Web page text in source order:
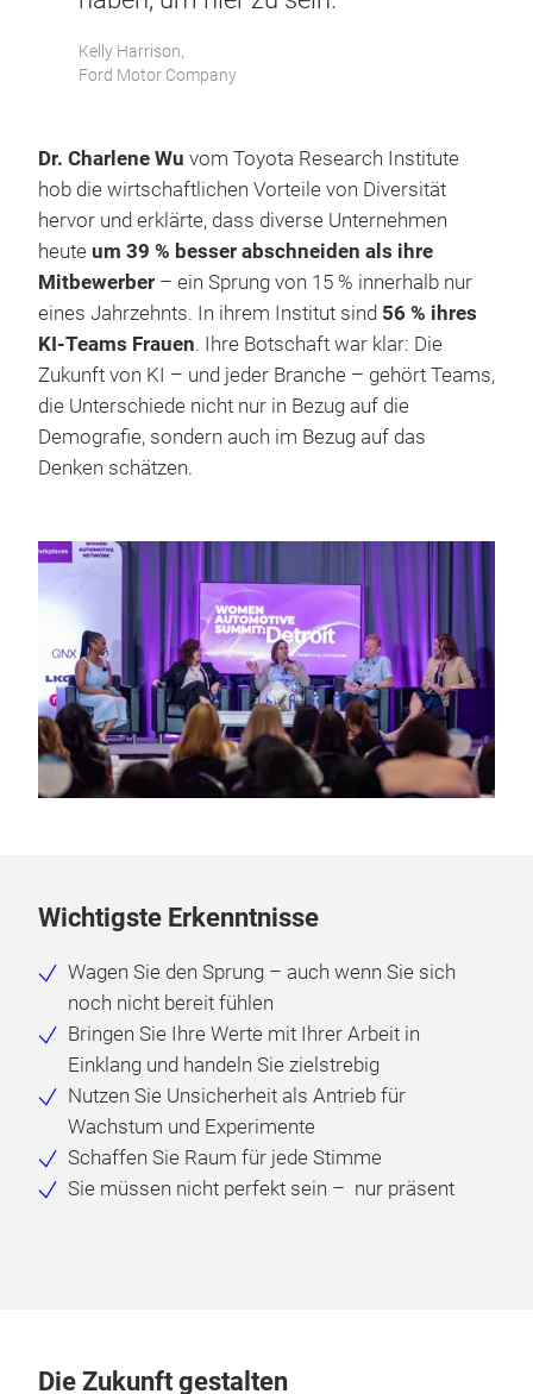
Kelly Harrison,
Ford Motor Company
Dr. Charlene Wu vom Toyota Research Institute
hob die wirtschaftlichen Vorteile von Diversität
hervor und erklärte, dass diverse Unternehmen
heute um 39 % besser abschneiden als ihre
Mitbewerber – ein Sprung von 15 % innerhalb nur
eines Jahrzehnts. In ihrem Institut sind 56 % ihres
KI-Teams Frauen. Ihre Botschaft war klar: Die
Zukunft von KI – und jeder Branche – gehört Teams,
die Unterschiede nicht nur in Bezug auf die
Demografie, sondern auch im Bezug auf das
Denken schätzen.
Wichtigste Erkenntnisse
Wagen Sie den Sprung – auch wenn Sie sich
noch nicht bereit fühlen
Bringen Sie Ihre Werte mit Ihrer Arbeit in
Einklang und handeln Sie zielstrebig
Nutzen Sie Unsicherheit als Antrieb für
Wachstum und Experimente
Schaffen Sie Raum für jede Stimme
Sie müssen nicht perfekt sein – nur präsent
Die Zukunft gestalten